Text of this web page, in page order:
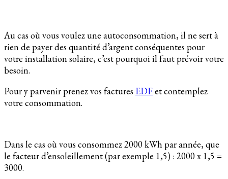
Au cas où vous voulez une autoconsommation, il ne sert à
rien de payer des quantité d’argent conséquentes pour
votre installation solaire, c’est pourquoi il faut prévoir votre
besoin.
Pour y parvenir prenez vos factures EDFet contemplez
votre consommation.
Dans le cas où vous consommez 2000 kWh par année, que
le facteur d’ensoleillement (par exemple 1,5) : 2000 x 1,5 =
3000.